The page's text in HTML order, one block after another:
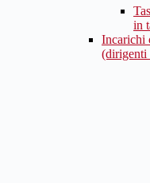
in
Incarichi
(dirigenti